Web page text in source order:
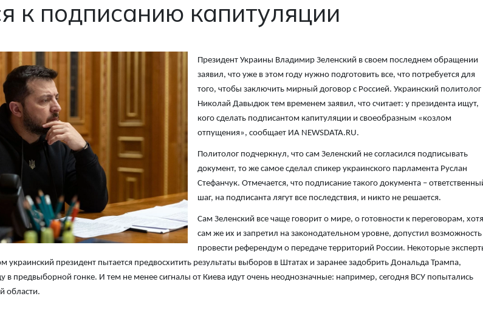
к подписанию капитуляции
Президент Украины Владимир Зеленский в своем последнем обращении
заявил, что уже в этом году нужно подготовить все, что потребуется для
того, чтобы заключить мирный договор с Россией. Украинский политолог
Николай Давыдюк тем временем заявил, что считает: у президента ищут,
кого сделать подписантом капитуляции и своеобразным «козлом
отпущения», сообщает ИА NEWSDATA.RU.
Политолог подчеркнул, что сам Зеленский не согласился подписывать
документ, то же самое сделал спикер украинского парламента Руслан
Стефанчук. Отмечается, что подписание такого документа –
шаг, на подписанта лягут все последствия, и никто не решается.
Сам Зеленский все чаще говорит о мире, о готовности к переговорам, хотя
сам же их и запретил на законодательном уровне, допустил возможность
провести референдум о передаче территорий России. Некоторые
украинский президент пытается предвосхитить результаты выборов в Штатах и заранее задобрить Дональда Трампа,
в предвыборной гонке. И тем не менее сигналы от Киева идут очень неоднозначные: например, сегодня ВСУ попытались
области.